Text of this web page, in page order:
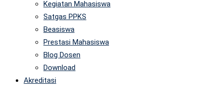
Kegiatan Mahasiswa
Satgas PPKS
Beasiswa
Prestasi Mahasiswa
Blog Dosen
Download
Akreditasi